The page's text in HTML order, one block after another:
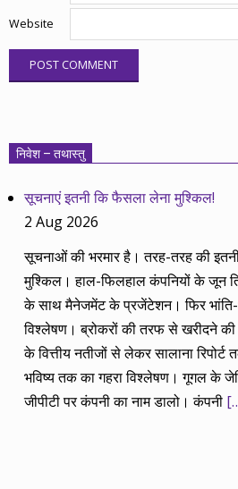
Website
निवेश – तथास्तु
सूचनाएं इतनी कि फैसला लेना मुश्किल!
2 Aug 2026
सूचनाओं की भरमार है। तरह-तरह की
मुश्किल। हाल-फिलहाल कंपनियों के जून
के साथ मैनेजमेंट के प्रजेंटेशन। फिर भांति-
विश्लेषण। ब्रोकरों की तरफ से खरीदने
के वित्तीय नतीजों से लेकर सालाना
भविष्य तक का गहरा विश्लेषण। गूगल के
जीपीटी पर कंपनी का नाम डालो। कंपनी